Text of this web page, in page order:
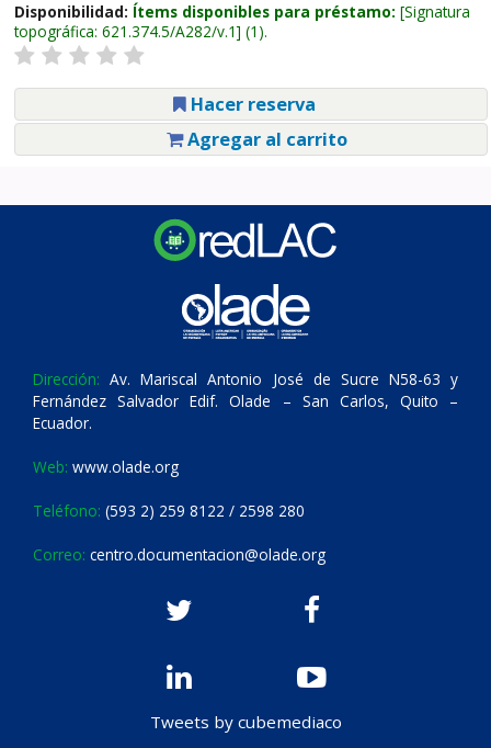
Disponibilidad: Ítems disponibles para préstamo: Signatura
topográfica: 621.374.5/A282/v.1 (1).
Hacer reserva
Agregar al carrito
Dirección: Av. Mariscal Antonio José de Sucre N58-63 y
Fernández Salvador Edif. Olade – San Carlos, Quito –
Ecuador.
Web: www.olade.org
Teléfono: (593 2) 259 8122 / 2598 280
Correo: centro.documentacion@olade.org
Tweets by cubemediaco